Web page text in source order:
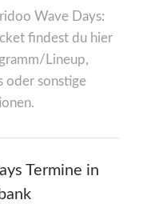
Wave Days:
findest du hier
Lineup,
oder sonstige
Termine in